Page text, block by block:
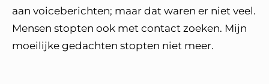
aan voiceberichten; maar dat waren er niet veel.
Mensen stopten ook met contact zoeken. Mijn
moeilijke gedachten stopten niet meer.